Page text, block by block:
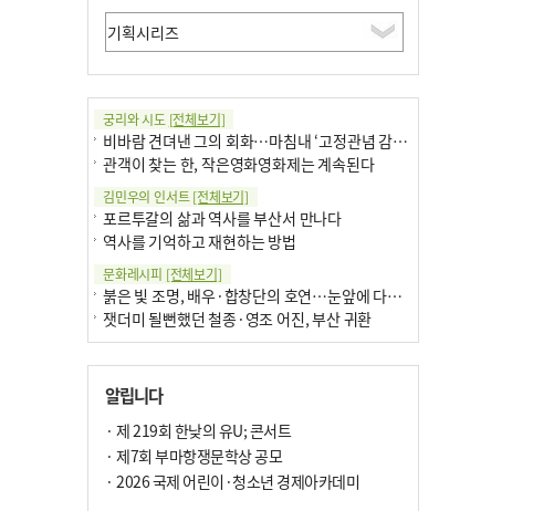
궁리와 시도 [전체보기]
비바람 견뎌낸 그의 회화…마침내 ‘고정관념 감옥’서 해방
관객이 찾는 한, 작은영화영화제는 계속된다
김민우의 인서트[전체보기]
포르투갈의 삶과 역사를 부산서 만나다
역사를 기억하고 재현하는 방법
문화레시피 [전체보기]
붉은 빛 조명, 배우·합창단의 호연…눈앞에 다가온 부산오페라하우스
잿더미 될뻔했던 철종·영조 어진, 부산 귀환
현실의 고통, 은유의 詩로 담다 外
달구비·여우비…다양한 비 이름 外
박현주의 책 이야기[전체보기]
세계유산 ‘한국의 갯벌’ 얼마나 알고 있나요
알립니다
· 제 219회 한낮의 유U; 콘서트
· 제7회 부마항쟁문학상 공모
· 2026 국제 어린이·청소년 경제아카데미